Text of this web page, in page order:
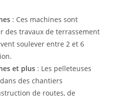
: Ces machines sont
des travaux de terrassement
soulever entre 2 et 6
et plus : Les pelleteuses
des chantiers
de routes, de